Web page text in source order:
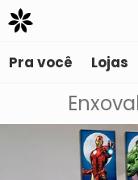
Pra você Lojas